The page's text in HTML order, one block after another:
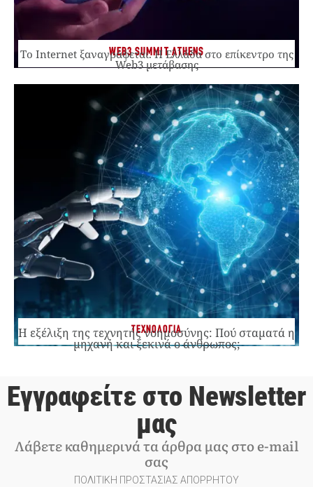
WEB3 SUMMIT ATHENS
Το Internet ξαναγράφεται. Η Ελλάδα στο επίκεντρο της
Web3 μετάβασης
ΤΕΧΝΟΛΟΓΙΑ
Η εξέλιξη της τεχνητής νοημοσύνης: Πού σταματά η
μηχανή και ξεκινά ο άνθρωπος;
Εγγραφείτε στο Newsletter
μας
Λάβετε καθημερινά τα άρθρα μας στο e-mail
σας
ΠΟΛΙΤΙΚΗ ΠΡΟΣΤΑΣΙΑΣ ΑΠΟΡΡΗΤΟΥ